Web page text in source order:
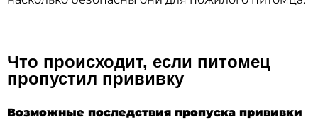
Что происходит, если питомец
пропустил прививку
Возможные последствия пропуска прививки